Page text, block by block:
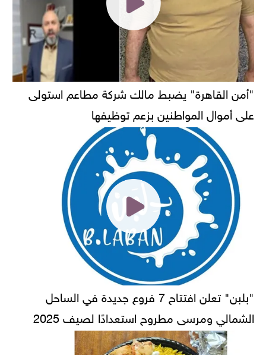
"أمن القاهرة" يضبط مالك شركة مطاعم استولى
على أموال المواطنين بزعم توظيفها
"بلبن" تعلن افتتاح 7 فروع جديدة في الساحل
الشمالي ومرسى مطروح استعدادًا لصيف 2025